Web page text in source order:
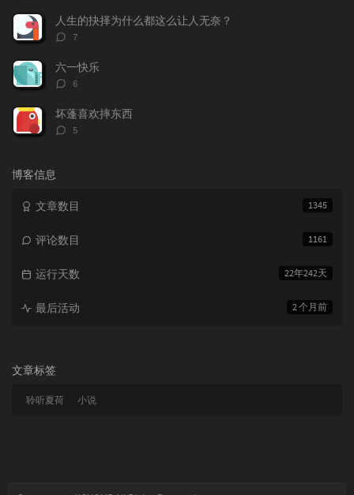
数：
人生的抉择为什么都这么让人无奈？
评
数：
7
六一快乐
评
数：
6
坏蓬喜欢摔东西
评
5
博客信息
1345
文章数目
1161
评论数目
22年242天
运行天数
2 个月前
最后活动
文章标签
聆听夏荷 小说